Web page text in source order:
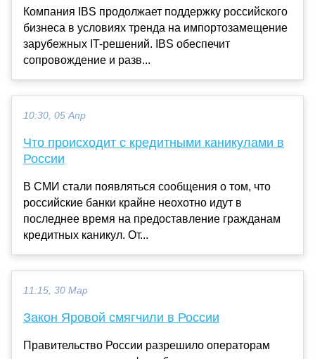
Компания IBS продолжает поддержку российского
бизнеса в условиях тренда на импортозамещение
зарубежных IT-решений. IBS обеспечит
сопровождение и разв...
10:30, 05 Апр
Что происходит с кредитными каникулами в
России
В СМИ стали появляться сообщения о том, что
российские банки крайне неохотно идут в
последнее время на предоставление гражданам
кредитных каникул. От...
11:15, 30 Мар
Закон Яровой смягчили в России
Правительство России разрешило операторам